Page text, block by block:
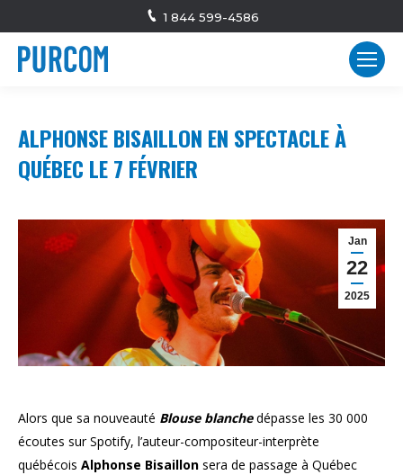
1 844 599-4586
ALPHONSE BISAILLON EN SPECTACLE À
QUÉBEC LE 7 FÉVRIER
Jan
22
2025
Alors que sa nouveauté Blouse blanchedépasse les 30 000
écoutes sur Spotify, l’auteur-compositeur-interprète
québécois Alphonse Bisaillon sera de passage à Québec